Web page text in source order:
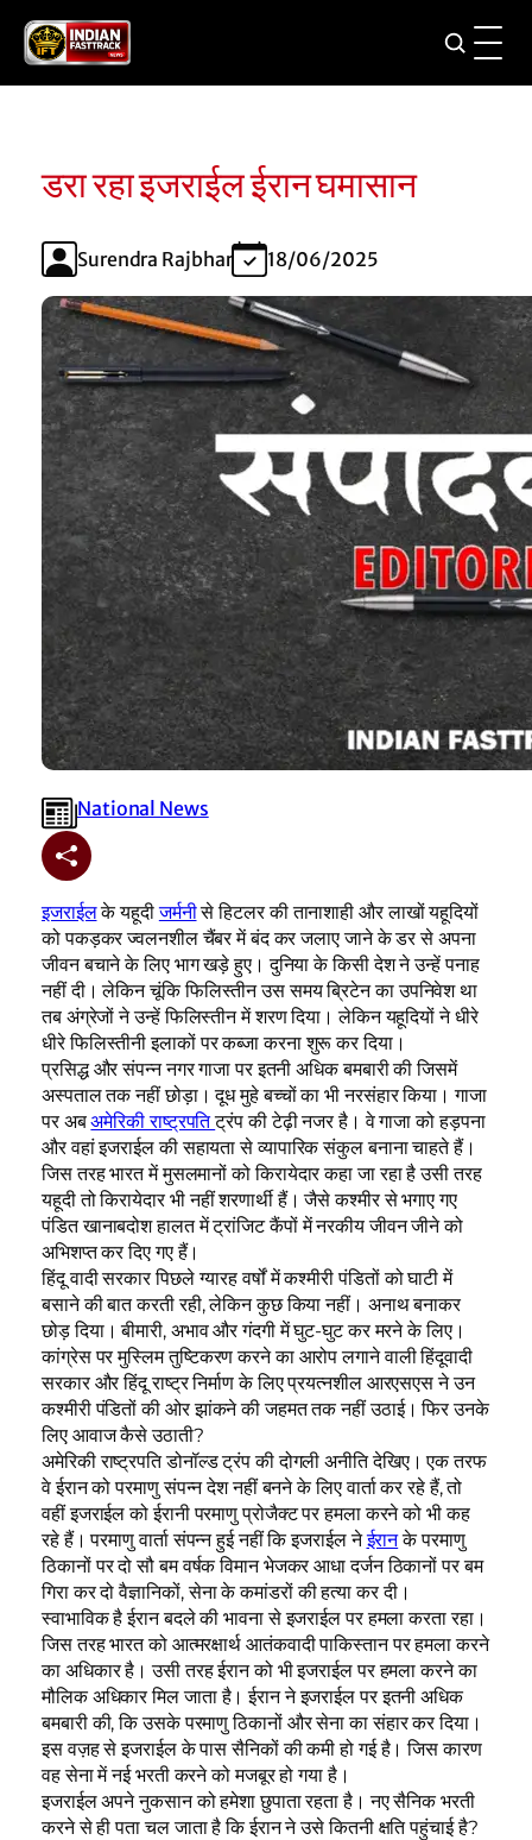
डरा रहा इजराईल ईरान घमासान
Surendra Rajbhar 18/06/2025
National News
इजराईलके यहूदीजर्मनीसे हिटलर की तानाशाही और लाखों यहूदियों
को पकड़कर ज्वलनशील चैंबर में बंद कर जलाए जाने के डर से अपना
जीवन बचाने के लिए भाग खड़े हुए। दुनिया के किसी देश ने उन्हें पनाह
नहीं दी। लेकिन चूंकि फिलिस्तीन उस समय ब्रिटेन का उपनिवेश था
तब अंग्रेजों ने उन्हें फिलिस्तीन में शरण दिया। लेकिन यहूदियों ने धीरे
धीरे फिलिस्तीनी इलाकों पर कब्जा करना शुरू कर दिया।
प्रसिद्ध और संपन्न नगर गाजा पर इतनी अधिक बमबारी की जिसमें
अस्पताल तक नहीं छोड़ा। दूध मुहे बच्चों का भी नरसंहार किया। गाजा
पर अबअमेरिकी राष्ट्रपतिट्रंप की टेढ़ी नजर है। वे गाजा को हड़पना
और वहां इजराईल की सहायता से व्यापारिक संकुल बनाना चाहते हैं।
जिस तरह भारत में मुसलमानों को किरायेदार कहा जा रहा है उसी तरह
यहूदी तो किरायेदार भी नहीं शरणार्थी हैं। जैसे कश्मीर से भगाए गए
पंडित खानाबदोश हालत में ट्रांजिट कैंपों में नरकीय जीवन जीने को
अभिशप्त कर दिए गए हैं।
हिंदू वादी सरकार पिछले ग्यारह वर्षों में कश्मीरी पंडितों को घाटी में
बसाने की बात करती रही, लेकिन कुछ किया नहीं। अनाथ बनाकर
छोड़ दिया। बीमारी, अभाव और गंदगी में घुट-घुट कर मरने के लिए।
कांग्रेस पर मुस्लिम तुष्टिकरण करने का आरोप लगाने वाली हिंदूवादी
सरकार और हिंदू राष्ट्र निर्माण के लिए प्रयत्नशील आरएसएस ने उन
कश्मीरी पंडितों की ओर झांकने की जहमत तक नहीं उठाई। फिर उनके
लिए आवाज कैसे उठाती?
अमेरिकी राष्ट्रपति डोनॉल्ड ट्रंप की दोगली अनीति देखिए। एक तरफ
वे ईरान को परमाणु संपन्न देश नहीं बनने के लिए वार्ता कर रहे हैं, तो
वहीं इजराईल को ईरानी परमाणु प्रोजैक्ट पर हमला करने को भी कह
रहे हैं। परमाणु वार्ता संपन्न हुई नहीं कि इजराईल नेईरानके परमाणु
ठिकानों पर दो सौ बम वर्षक विमान भेजकर आधा दर्जन ठिकानों पर बम
गिरा कर दो वैज्ञानिकों, सेना के कमांडरों की हत्या कर दी।
स्वाभाविक है ईरान बदले की भावना से इजराईल पर हमला करता रहा।
जिस तरह भारत को आत्मरक्षार्थ आतंकवादी पाकिस्तान पर हमला करने
का अधिकार है। उसी तरह ईरान को भी इजराईल पर हमला करने का
मौलिक अधिकार मिल जाता है। ईरान ने इजराईल पर इतनी अधिक
बमबारी की, कि उसके परमाणु ठिकानों और सेना का संहार कर दिया।
इस वज़ह से इजराईल के पास सैनिकों की कमी हो गई है। जिस कारण
वह सेना में नई भरती करने को मजबूर हो गया है।
इजराईल अपने नुकसान को हमेशा छुपाता रहता है। नए सैनिक भरती
करने से ही पता चल जाता है कि ईरान ने उसे कितनी क्षति पहुंचाई है?